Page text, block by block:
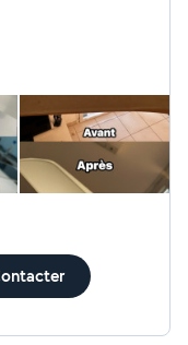
d'entretien :
et locaux
Peinture